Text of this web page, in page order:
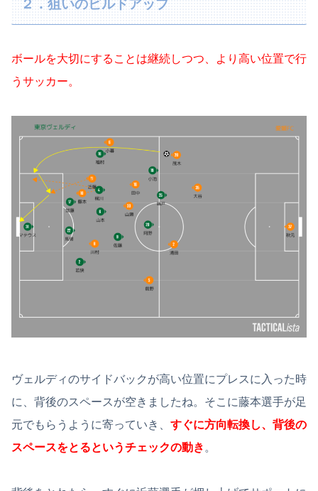
２．狙いのビルドアップ
ボールを大切にすることは継続しつつ、より高い位置で行
うサッカー。
ヴェルディのサイドバックが高い位置にプレスに入った時
に、背後のスペースが空きましたね。そこに藤本選手が足
元でもらうように寄っていき、 すぐに方向転換し、背後の
スペースをとるというチェックの動き 。